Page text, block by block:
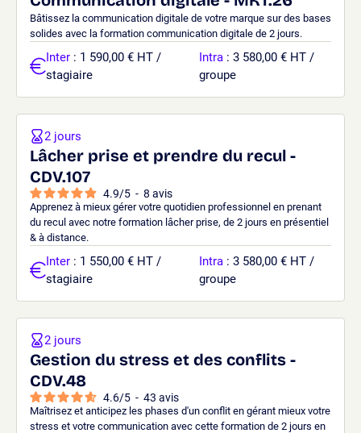
Bâtissez la communication digitale de votre marque sur des bases
solides avec la formation communication digitale de 2 jours.
Inter : 1 590,00 € HT /
stagiaire
Intra : 3 580,00 € HT /
groupe
Lâcher prise et prendre du recul -
CDV.107
4.9/5 - 8 avis
Apprenez à mieux gérer votre quotidien professionnel en prenant
du recul avec notre formation lâcher prise, de 2 jours en présentiel
& à distance.
2 jours
Inter : 1 550,00 € HT /
stagiaire
Intra : 3 580,00 € HT /
groupe
Gestion du stress et des conflits -
CDV.48
4.6/5 - 43 avis
Maîtrisez et anticipez les phases d'un conflit en gérant mieux votre
stress et votre communication avec cette formation de 2 jours en
2 jours